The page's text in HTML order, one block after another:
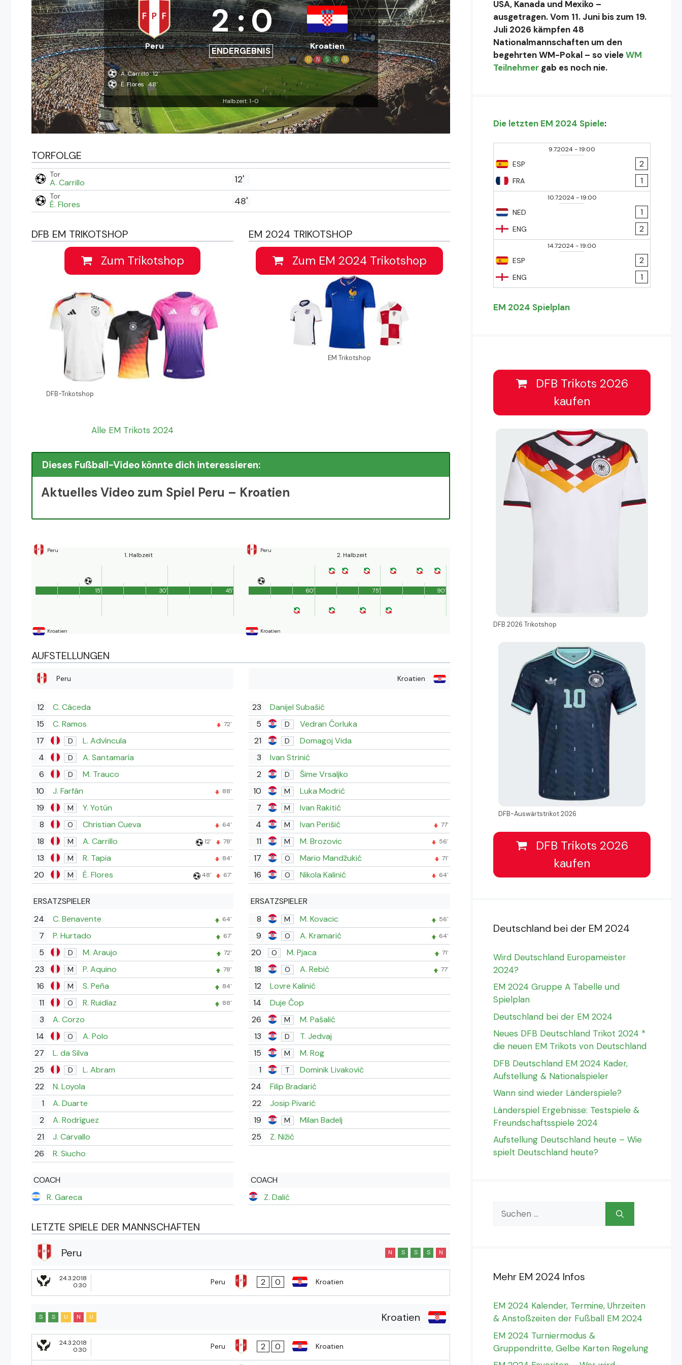
Peru
2:0
ENDERGEBNIS Kroatien
U N S S U
A. Carrillo 12'
É. Flores 48'
Halbzeit: 1-0
TORFOLGE
Tor
A. Carrillo 12'
Tor
É. Flores 48'
DFB EM TRIKOTSHOP
Zum Trikotshop
DFB-Trikotshop
Alle EM Trikots 2024
EM 2024 TRIKOTSHOP
Zum EM 2024 Trikotshop
EM Trikotshop
Dieses Fußball-Video könnte dich interessieren:
Aktuelles Video zum Spiel Peru – Kroatien
Peru
1. Halbzeit
Kroatien
45'
15' 30'
Peru
2. Halbzeit
Kroatien
90'
60' 75'
AUFSTELLUNGEN
Peru
12
C. Cáceda
15
C. Ramos 72'
17 D
L. Advíncula
4
D
A. Santamaría
6
D
M. Trauco
10
J. Farfán 88'
19 M
Y. Yotún
8
O Christian Cueva 64'
18 M A. Carrillo 12' 78'
13 M R. Tapia 84'
20 M É. Flores 48' 67'
ERSATZSPIELER
24
C. Benavente 64'
7 P. Hurtado 67'
5 D M. Araujo 72'
23 M P. Aquino 78'
16 M S. Peña 84'
11 O R. Ruidíaz 88'
3
A. Corzo
14
O
A. Polo
27
L. da Silva
25
D
L. Abram
22
N. Loyola
1
A. Duarte
2
A. Rodríguez
21
J. Carvallo
26
R. Siucho
COACH
R. Gareca
Kroatien
23
Danijel Subašić
5
D
Vedran Ćorluka
21
D
Domagoj Vida
3
Ivan Strinić
2
D
Šime Vrsaljko
10
M
Luka Modrić
7
M
Ivan Rakitić
4
M Ivan Perišić 77'
11 M M. Brozovic 56'
17 O Mario Mandžukić 71'
16 O Nikola Kalinić 64'
ERSATZSPIELER
8
M M. Kovacic 56'
9 O A. Kramarić 64'
20 O M. Pjaca 71'
18 O A. Rebić 77'
12
Lovre Kalinić
14
Duje Čop
26
M
M. Pašalić
13
D
T. Jedvaj
15
M
M. Rog
1
T
Dominik Livaković
24
Filip Bradarić
22
Josip Pivarić
19
M
Milan Badelj
25
Z. Nižić
COACH
Z. Dalić
LETZTE SPIELE DER MANNSCHAFTEN
Peru
N S S S N
24.3.2018
0:30
Peru 2 0 Kroatien
Kroatien
S S U N U
24.3.2018
0:30
Peru 2 0 Kroatien
USA, Kanada und Mexiko –
ausgetragen. Vom 11. Juni bis zum 19.
Juli 2026 kämpfen 48
Nationalmannschaften um den
begehrten WM-Pokal – so vieleWM
Teilnehmer gab es noch nie.
Die letzten EM 2024 Spiele:
9.7.2024-19:00
ESP
FRA
2
1
10.7.2024-19:00
NED
ENG
1
2
14.7.2024-19:00
ESP
ENG
2
1
EM 2024 Spielplan
DFB Trikots 2026
kaufen
DFB 2026 Trikotshop
DFB-Auswärtstrikot 2026
DFB Trikots 2026
kaufen
Deutschland bei der EM 2024
Wird Deutschland Europameister
2024?
EM 2024 Gruppe A Tabelle und
Spielplan
Deutschland bei der EM 2024
Neues DFB Deutschland Trikot 2024 *
die neuen EM Trikots von Deutschland
DFB Deutschland EM 2024 Kader,
Aufstellung & Nationalspieler
Wann sind wieder Länderspiele?
Länderspiel Ergebnisse: Testspiele &
Freundschaftsspiele 2024
Aufstellung Deutschland heute – Wie
spielt Deutschland heute?
Suchen
nach:
Mehr EM 2024 Infos
EM 2024 Kalender, Termine, Uhrzeiten
& Anstoßzeiten der Fußball EM 2024
EM 2024 Turniermodus &
Gruppendritte, Gelbe Karten Regelung